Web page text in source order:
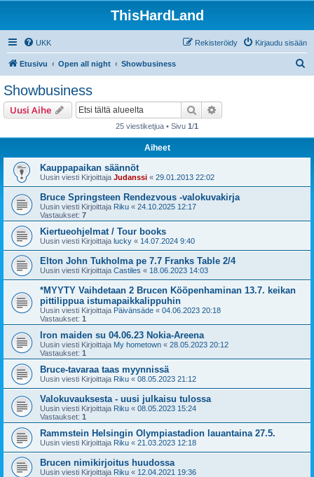
ThisHardLand
UKK Kirjaudu sisään
Rekisteröidy
Etusivu Open all night Showbusiness
Showbusiness
Uusi Aihe Etsi
25 viestiketjua • Sivu 1/1
Aiheet
Kauppapaikan säännöt
Uusin viesti Kirjoittaja Judanssi « 29.01.2013 22:02
Bruce Springsteen Rendezvous -valokuvakirja
Uusin viesti Kirjoittaja Riku « 24.10.2025 12:17
Vastaukset: 7
Kiertueohjelmat / Tour books
Uusin viesti Kirjoittaja lucky « 14.07.2024 9:40
Elton John Tukholma pe 7.7 Franks Table 2/4
Uusin viesti Kirjoittaja Castiles « 18.06.2023 14:03
*MYYTY Vaihdetaan 2 Brucen Kööpenhaminan 13.7. keikan
pittilippua istumapaikkalippuhin
Uusin viesti Kirjoittaja Päivänsäde « 04.06.2023 20:18
Vastaukset: 1
Iron maiden su 04.06.23 Nokia-Areena
Uusin viesti Kirjoittaja My hometown « 28.05.2023 20:12
Vastaukset: 1
Bruce-tavaraa taas myynnissä
Uusin viesti Kirjoittaja Riku « 08.05.2023 21:12
Valokuvauksesta - uusi julkaisu tulossa
Uusin viesti Kirjoittaja Riku « 08.05.2023 15:24
Vastaukset: 1
Rammstein Helsingin Olympiastadion lauantaina 27.5.
Uusin viesti Kirjoittaja Riku « 21.03.2023 12:18
Brucen nimikirjoitus huudossa
Uusin viesti Kirjoittaja Riku « 12.04.2021 19:36